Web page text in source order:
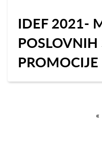
IDEF 2021-
POSLOVNIH
PROMOCIJE
«